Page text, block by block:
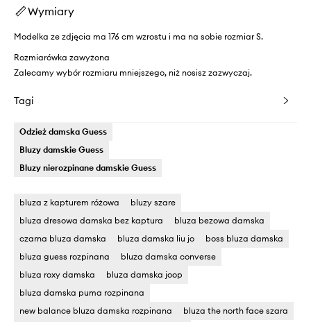
Wymiary
Modelka ze zdjęcia ma 176 cm wzrostu i ma na sobie rozmiar S.
Rozmiarówka zawyżona
Zalecamy wybór rozmiaru mniejszego, niż nosisz zazwyczaj.
Tagi
Odzież damska Guess
Bluzy damskie Guess
Bluzy nierozpinane damskie Guess
bluza z kapturem różowa
bluzy szare
bluza dresowa damska bez kaptura
bluza bezowa damska
czarna bluza damska
bluza damska liu jo
boss bluza damska
bluza guess rozpinana
bluza damska converse
bluza roxy damska
bluza damska joop
bluza damska puma rozpinana
new balance bluza damska rozpinana
bluza the north face szara